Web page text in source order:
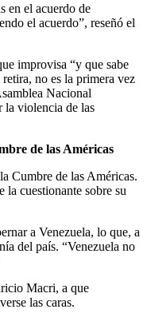
en el acuerdo de
el acuerdo”, reseñó el
improvisa “y que sabe
no es la primera vez
Nacional
la violencia de las
de las Américas
Cumbre de las Américas.
la cuestionante sobre su
a Venezuela, lo que, a
del país. “Venezuela no
Macri, a que
las caras.